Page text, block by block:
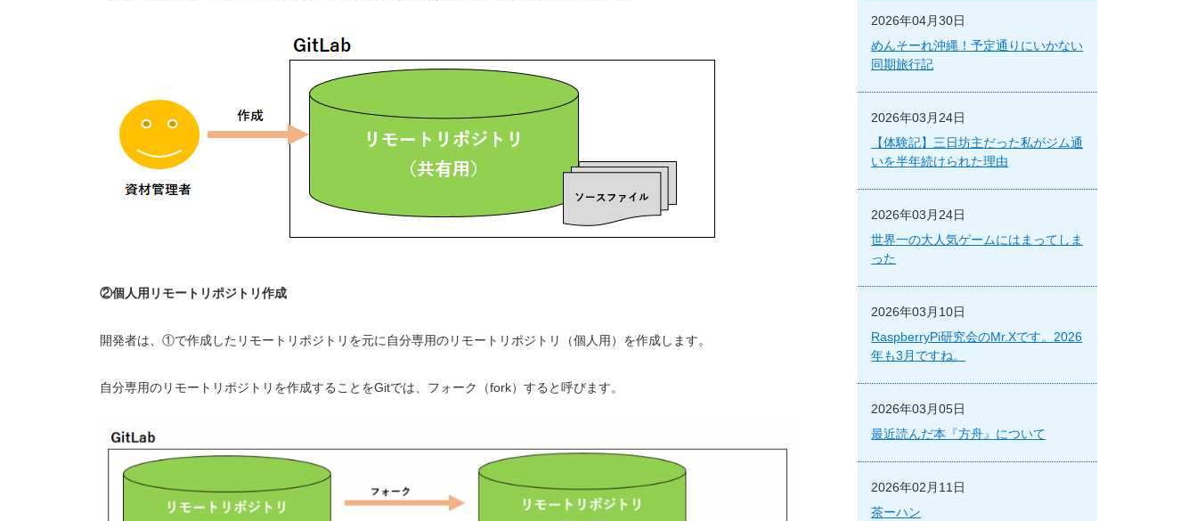
②個人用リモートリポジトリ作成
開発者は、①で作成したリモートリポジトリを元に自分専用のリモートリポジトリ（個人用）を作成します。
自分専用のリモートリポジトリを作成することをGitでは、フォーク（fork）すると呼びます。
2026年04月30日
めんそーれ沖縄！予定通りにいかない
同期旅行記
2026年03月24日
【体験記】三日坊主だった私がジム通
いを半年続けられた理由
2026年03月24日
世界一の大人気ゲームにはまってしま
った
2026年03月10日
RaspberryPi研究会のMr.Xです。2026
年も3月ですね。
2026年03月05日
最近読んだ本『方舟』について
2026年02月11日
茶ーハン